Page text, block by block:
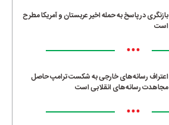
بازنگری در پاسخ به حمله اخیر عربستان و آمریکا مطرح
است
•••
اعتراف رسانه‌های خارجی به شکست ترامپ حاصل
مجاهدت رسانه‌های انقلابی است
•••